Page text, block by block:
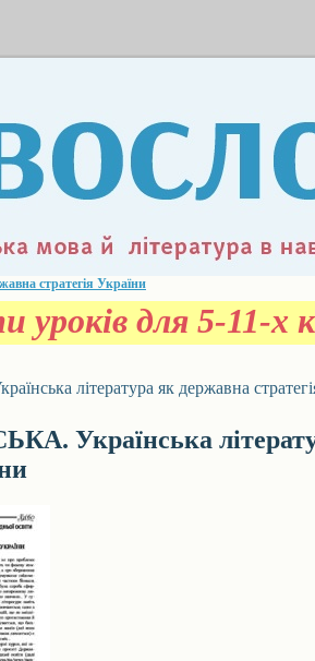
стратегія України
уроків для 5-11-х
література як державна
Українська